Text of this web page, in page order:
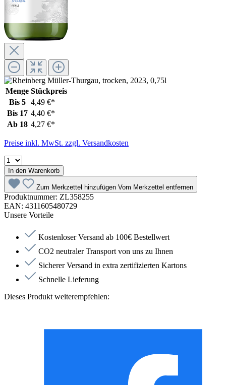
Menge Stückpreis
Bis 5
4,49 €*
Bis 17 4,40 €*
Ab 18 4,27 €*
Preise inkl. MwSt. zzgl. Versandkosten
In den Warenkorb
Zum Merkzettel hinzufügen Vom Merkzettel entfernen
Produktnummer: ZL358255
EAN: 4311605480729
Unsere Vorteile
Kostenloser Versand ab 100€ Bestellwert
CO2 neutraler Transport von uns zu Ihnen
Sicherer Versand in extra zertifizierten Kartons
Schnelle Lieferung
Dieses Produkt weiterempfehlen: